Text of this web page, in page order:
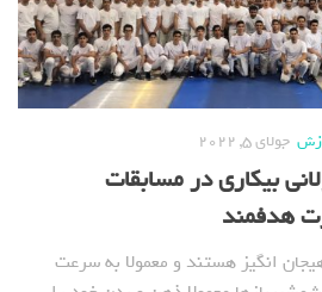
جولای 5, 2022
بیکاری در مسابقات
هدفمند
انگیز هستند و معمولا به سرعت